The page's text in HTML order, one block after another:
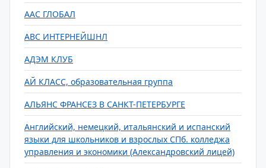
ААС ГЛОБАЛ
АВС ИНТЕРНЕЙШНЛ
АДЭМ КЛУБ
АЙ КЛАСС, образовательная группа
АЛЬЯНС ФРАНСЕЗ В САНКТ-ПЕТЕРБУРГЕ
Английский, немецкий, итальянский и испанский
языки для школьников и взрослых СПб. колледжа
управления и экономики (Александровский лицей)